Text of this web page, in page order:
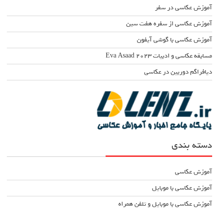
آموزش عکاسی در سفر
آموزش عکاسی از سفره هفت سین
آموزش عکاسی با گوشی آیفون
مسابقه عکاسی و ادبیات Eva Asaad ۲۰۲۳
دیافراگم دوربین در عکاسی
دسته بندی
آموزش عکاسی
آموزش عکاسی با موبایل
آموزش عکاسی با موبایل و تلفن همراه